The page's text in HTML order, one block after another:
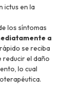
ictus en la
los síntomas
a
se reciba
reducir el daño
lo cual